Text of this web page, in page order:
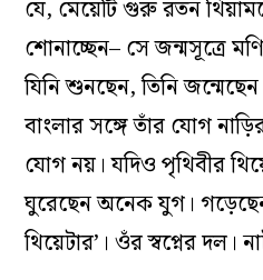
যে, মেয়েটি গুরু রতন
শোনাচ্ছেন– সে জন্মসূত্রে
যিনি শুনছেন, তিনি জন্মেছেন
বাংলার সঙ্গে তাঁর যোগ
যোগ নয়। যদিও পৃথিবীর
ঘুরেছেন অনেক যুগ। গড়েছেন
থিয়েটার’। ওঁর স্বপ্নের দল।